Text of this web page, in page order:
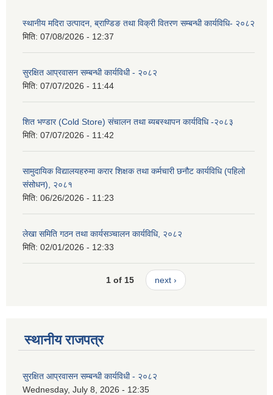
स्थानीय मदिरा उत्पादन, ब्राण्डिङ तथा विक्री वितरण सम्बन्धी कार्यविधि- २०८२
मिति: 07/08/2026 - 12:37
सुरक्षित आप्रवासन सम्बन्धी कार्यविधी - २०८२
मिति: 07/07/2026 - 11:44
शित भण्डार (Cold Store) संचालन तथा ब्यबस्थापन कार्यविधि -२०८३
मिति: 07/07/2026 - 11:42
सामुदायिक विद्यालयहरुमा करार शिक्षक तथा कर्मचारी छनौट कार्यविधि (पहिलो
संसोधन), २०८१
मिति: 06/26/2026 - 11:23
लेखा समिति गठन तथा कार्यसञ्चालन कार्यविधि, २०८२
मिति: 02/01/2026 - 12:33
1 of 15 next ›
स्थानीय राजपत्र
सुरक्षित आप्रवासन सम्बन्धी कार्यविधी - २०८२
Wednesday, July 8, 2026 - 12:35